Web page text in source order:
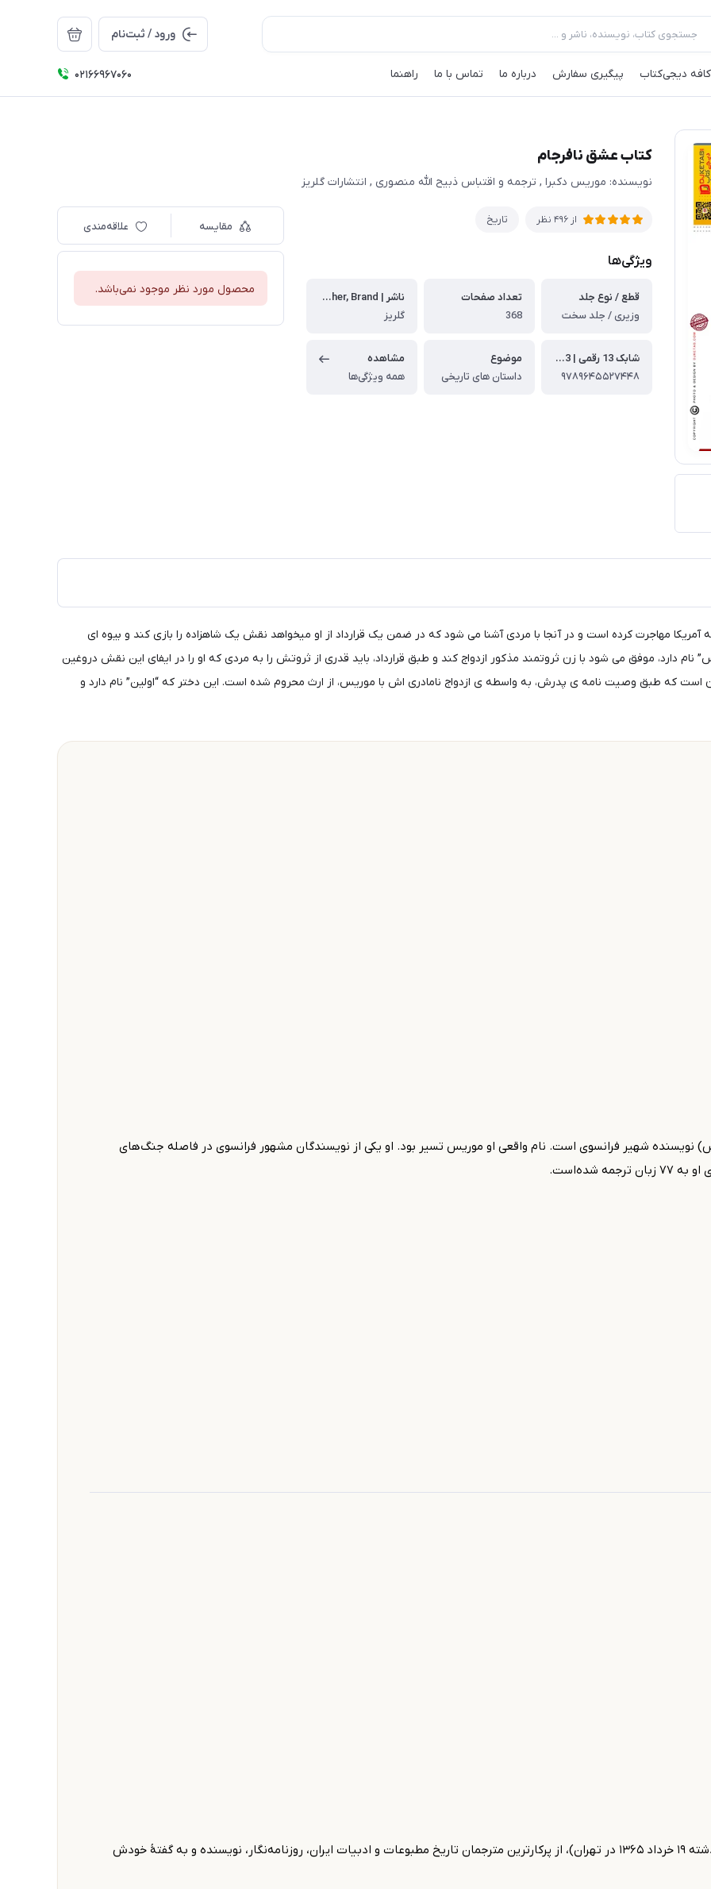
ورود / ثبت‌نام
کافه‌ دیجی‌کتاب پیگیری سفارش درباره ما تماس با ما راهنما ۰۲۱66967060
کتاب عشق نافرجام
نویسنده: موریس دکبرا , ترجمه و اقتباس ذبیح الله منصوری , انتشارات گلریز
از496 نظر تاریخ
ویژگی‌ها
قطع / نوع جلد
وزیری / جلد سخت
تعداد صفحات
368
ناشر | Publisher, Brand
گلریز
شابک 13 رقمی | ISBN-13
۹۷۸۹۶۴۵۵۲۷۴۴۸
موضوع
داستان های تاریخی
مشاهده
همه ویژگی‌ها
مقایسه علاقه‌مندی
محصول مورد نظر موجود نمی‌باشد.
مهاجرت کرده است و در آنجا با مردی آشنا می شود که در ضمن یک قرارداد از او میخواهد نقش یک شاهزاده را بازی کند و بیوه ای
دارد، موفق می شود با زن ثروتمند مذکور ازدواج کند و طبق قرارداد، باید قدری از ثروتش را به مردی که او را در ایفای این نقش دروغین
است که طبق وصیت نامه ی پدرش، به واسطه ی ازدواج نامادری اش با موریس، از ارث محروم شده است. این دختر که “اولین” نام دارد و
(۲۶ مه ۱۸۸۵ پاریس - ۱ ژوئن ۱۹۷۳ پاریس) نویسنده شهیر فرانسوی است. نام واقعی او موریس تسیر بود. او یکی از نویسندگان مشهور فرانسوی در فاصله جنگ‌های
، (زادهٔ ۱۲۷۸ در سنندج - درگذشته ۱۹ خرداد ۱۳۶۵ در تهران)، از پرکارترین مترجمان تاریخ مطبوعات و ادبیات ایران، روزنامه‌نگار، نویسنده و به گفتهٔ خودش